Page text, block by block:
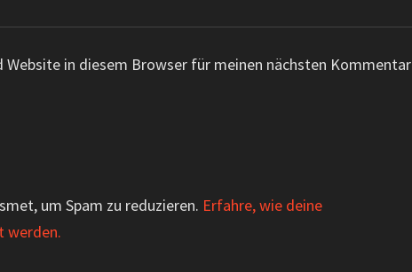
Website in diesem Browser für meinen nächsten Kommentar
um Spam zu reduzieren. Erfahre, wie deine
werden.